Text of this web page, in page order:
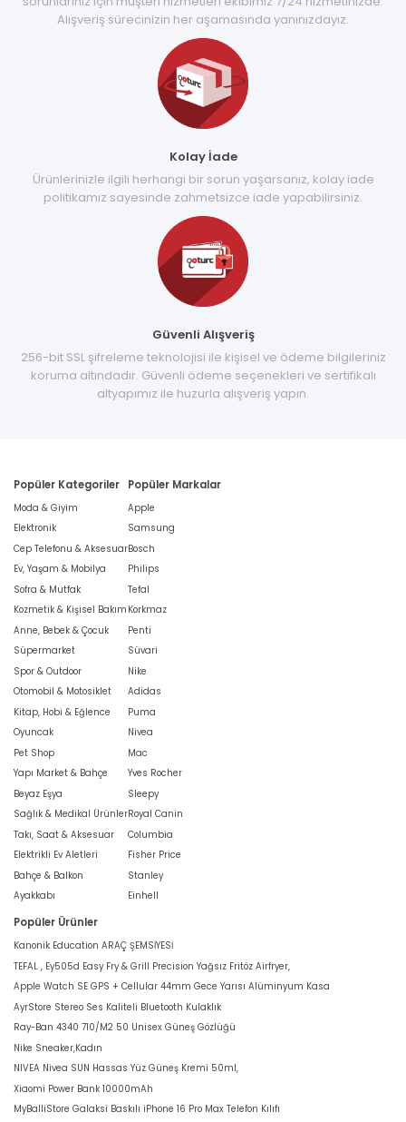
Alışveriş sürecinizin her aşamasında yanınızdayız.
Kolay İade
Ürünlerinizle ilgili herhangi bir sorun yaşarsanız, kolay iade
politikamız sayesinde zahmetsizce iade yapabilirsiniz.
Güvenli Alışveriş
256-bit SSL şifreleme teknolojisi ile kişisel ve ödeme bilgileriniz
koruma altındadır. Güvenli ödeme seçenekleri ve sertifikalı
altyapımız ile huzurla alışveriş yapın.
Popüler Kategoriler
Moda & Giyim
Elektronik
Cep Telefonu & Aksesuar
Ev, Yaşam & Mobilya
Sofra & Mutfak
Kozmetik & Kişisel Bakım
Anne, Bebek & Çocuk
Süpermarket
Spor & Outdoor
Otomobil & Motosiklet
Kitap, Hobi & Eğlence
Oyuncak
Pet Shop
Yapı Market & Bahçe
Beyaz Eşya
Sağlık & Medikal Ürünler
Takı, Saat & Aksesuar
Elektrikli Ev Aletleri
Bahçe & Balkon
Ayakkabı
Popüler Markalar
Apple
Samsung
Bosch
Philips
Tefal
Korkmaz
Penti
Süvari
Nike
Adidas
Puma
Nivea
Mac
Yves Rocher
Sleepy
Royal Canin
Columbia
Fisher Price
Stanley
Einhell
Popüler Ürünler
Kanonik Education ARAÇ ŞEMSİYESİ
TEFAL , Ey505d Easy Fry & Grill Precision Yağsız Fritöz Airfryer,
Apple Watch SE GPS + Cellular 44mm Gece Yarısı Alüminyum Kasa
AyrStore Stereo Ses Kaliteli Bluetooth Kulaklık
Ray-Ban 4340 710/M2 50 Unisex Güneş Gözlüğü
Nike Sneaker,Kadın
NIVEA Nivea SUN Hassas Yüz Güneş Kremi 50ml,
Xiaomi Power Bank 10000mAh
MyBalliStore Galaksi Baskılı iPhone 16 Pro Max Telefon Kılıfı